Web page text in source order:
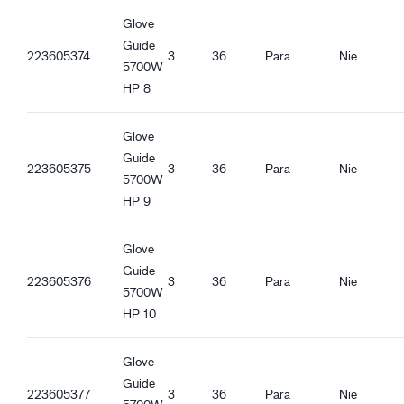
Cechy jakościowe
Zgodność z REACH
Cechy ergonomiczne
Dopasowanie standardowe
Ciepłe podszycie
Dobra chwytliwość w stanie mokrym
Guide 5700W_ro-RO_Productsheet.pdf
Guide 5700W_hu-HU_Productsheet.pdf
223605374
Glove
Guide
5700W
HP 8
3 36 Para Nie
223605375
Glove
Guide
5700W
HP 9
3 36 Para Nie
223605376
Glove
Guide
5700W
HP 10
3 36 Para Nie
223605377
Glove
Guide
3 36 Para Nie